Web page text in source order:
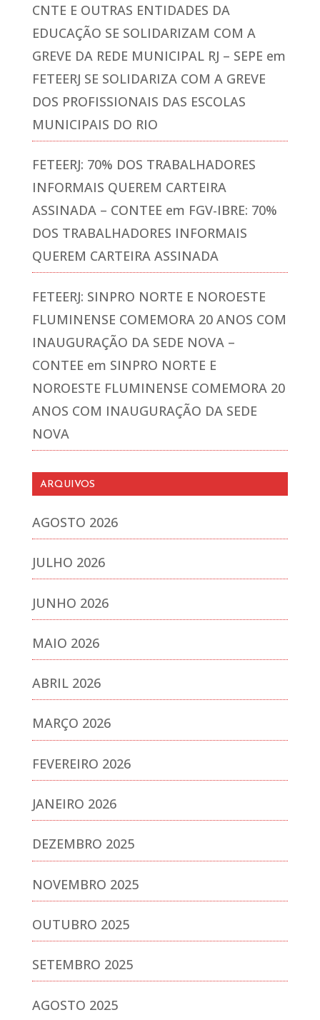
CNTE E OUTRAS ENTIDADES DA
EDUCAÇÃO SE SOLIDARIZAM COM A
GREVE DA REDE MUNICIPAL RJ – SEPE em
FETEERJ SE SOLIDARIZA COM A GREVE
DOS PROFISSIONAIS DAS ESCOLAS
MUNICIPAIS DO RIO
FETEERJ: 70% DOS TRABALHADORES
INFORMAIS QUEREM CARTEIRA
ASSINADA – CONTEE em FGV-IBRE: 70%
DOS TRABALHADORES INFORMAIS
QUEREM CARTEIRA ASSINADA
FETEERJ: SINPRO NORTE E NOROESTE
FLUMINENSE COMEMORA 20 ANOS COM
INAUGURAÇÃO DA SEDE NOVA –
CONTEE em SINPRO NORTE E
NOROESTE FLUMINENSE COMEMORA 20
ANOS COM INAUGURAÇÃO DA SEDE
NOVA
ARQUIVOS
AGOSTO 2026
JULHO 2026
JUNHO 2026
MAIO 2026
ABRIL 2026
MARÇO 2026
FEVEREIRO 2026
JANEIRO 2026
DEZEMBRO 2025
NOVEMBRO 2025
OUTUBRO 2025
SETEMBRO 2025
AGOSTO 2025